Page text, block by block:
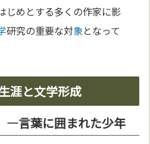
じめとする多くの作家に影
研究の重要な対象となって
涯と文学形成
—言葉に囲まれた少年